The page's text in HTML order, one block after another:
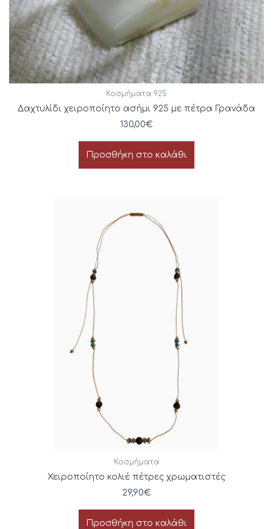
Κοσμήματα 925
Δαχτυλίδι χειροποίητο ασήμι 925 με πέτρα Γρανάδα
130,00€
Προσθήκη στο καλάθι
Κοσμήματα
Χειροποίητο κολιέ πέτρες χρωματιστές
29,90€
Προσθήκη στο καλάθι